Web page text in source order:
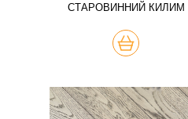
СТАРОВИННИЙ КИЛИМ
КУПИТЬ